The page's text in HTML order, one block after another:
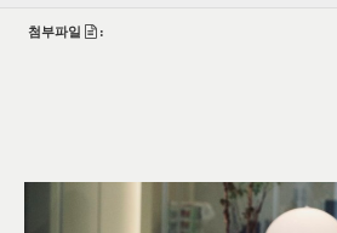
첨부파일 :